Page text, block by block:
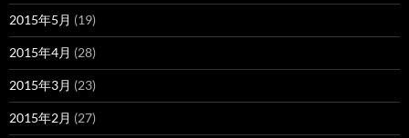
2015年5月 (19)
2015年4月 (28)
2015年3月 (23)
2015年2月 (27)